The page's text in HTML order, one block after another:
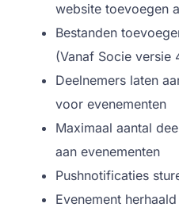
website toevoegen
Bestanden
(Vanaf Socie versie
Deelnemers laten
voor evenementen
Maximaal aantal
aan evenementen
Pushnotificaties
Evenement